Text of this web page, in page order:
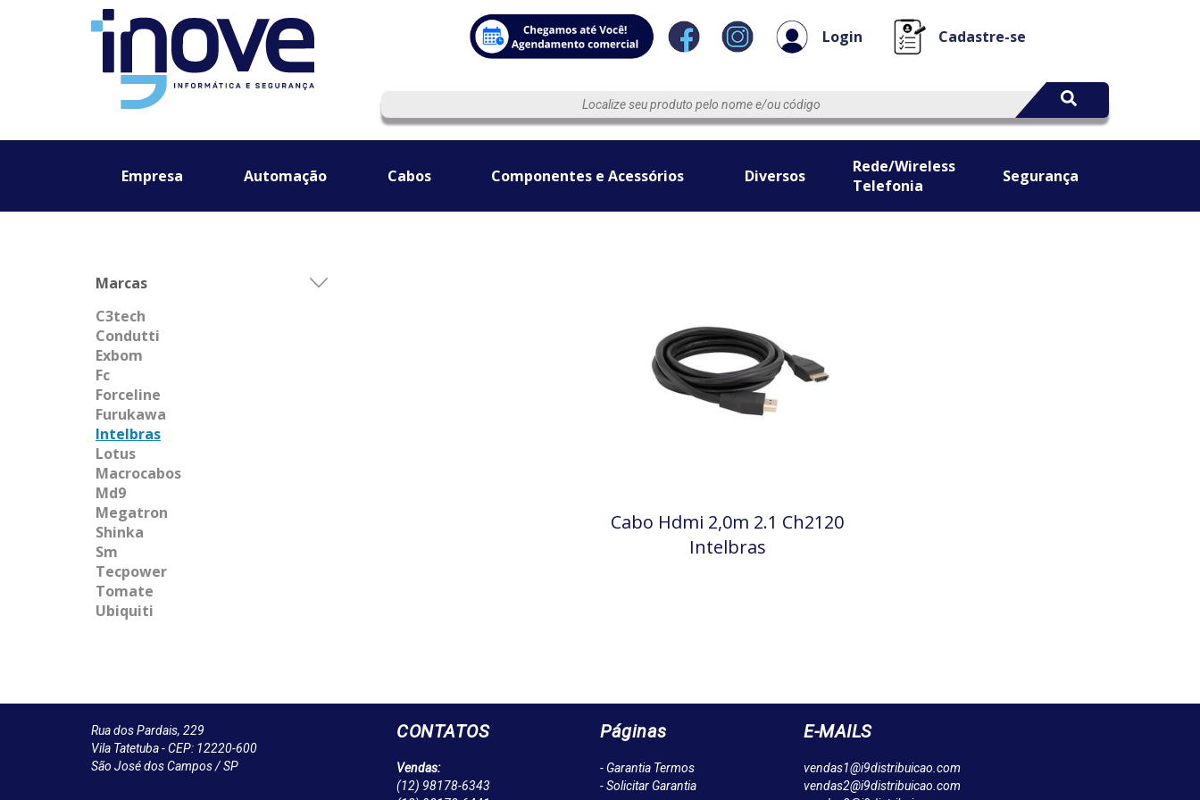
Login Cadastre-se
Empresa Automação Cabos Componentes e Acessórios Diversos
Rede/Wireless
Telefonia
Segurança
Marcas
C3tech
Condutti
Exbom
Fc
Forceline
Furukawa
Intelbras
Lotus
Macrocabos
Md9
Megatron
Shinka
Sm
Tecpower
Tomate
Ubiquiti
Cabo Hdmi 2,0m 2.1 Ch2120
Intelbras
Rua dos Pardais, 229
Vila Tatetuba - CEP: 12220-600
São José dos Campos / SP
CONTATOS
Vendas:
(12) 98178-6343
Páginas
- Garantia Termos
- Solicitar Garantia
E-MAILS
vendas1@i9distribuicao.com
vendas2@i9distribuicao.com